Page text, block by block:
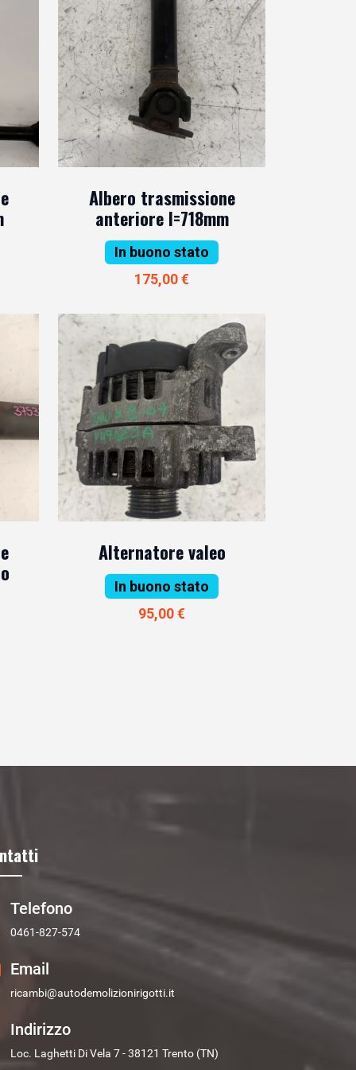
Albero trasmissione
anteriore l=718mm
In buono stato
175,00 €
Alternatore valeo
In buono stato
95,00 €
Telefono
0461-827-574
Email
ricambi@autodemolizionirigotti.it
Indirizzo
Loc. Laghetti Di Vela 7 - 38121 Trento (TN)